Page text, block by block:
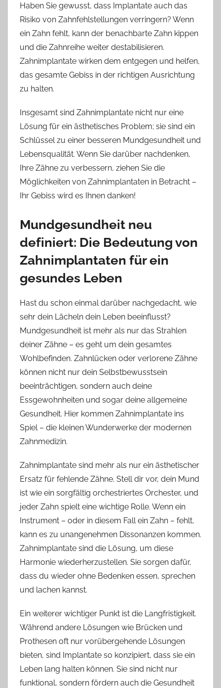
Haben Sie gewusst, dass Implantate auch das
Risiko von Zahnfehlstellungen verringern? Wenn
ein Zahn fehlt, kann der benachbarte Zahn kippen
und die Zahnreihe weiter destabilisieren.
Zahnimplantate wirken dem entgegen und helfen,
das gesamte Gebiss in der richtigen Ausrichtung
zu halten.
Insgesamt sind Zahnimplantate nicht nur eine
Lösung für ein ästhetisches Problem; sie sind ein
Schlüssel zu einer besseren Mundgesundheit und
Lebensqualität. Wenn Sie darüber nachdenken,
Ihre Zähne zu verbessern, ziehen Sie die
Möglichkeiten von Zahnimplantaten in Betracht –
Ihr Gebiss wird es Ihnen danken!
Mundgesundheit neu
definiert: Die Bedeutung von
Zahnimplantaten für ein
gesundes Leben
Hast du schon einmal darüber nachgedacht, wie
sehr dein Lächeln dein Leben beeinflusst?
Mundgesundheit ist mehr als nur das Strahlen
deiner Zähne – es geht um dein gesamtes
Wohlbefinden. Zahnlücken oder verlorene Zähne
können nicht nur dein Selbstbewusstsein
beeinträchtigen, sondern auch deine
Essgewohnheiten und sogar deine allgemeine
Gesundheit. Hier kommen Zahnimplantate ins
Spiel – die kleinen Wunderwerke der modernen
Zahnmedizin.
Zahnimplantate sind mehr als nur ein ästhetischer
Ersatz für fehlende Zähne. Stell dir vor, dein Mund
ist wie ein sorgfältig orchestriertes Orchester, und
jeder Zahn spielt eine wichtige Rolle. Wenn ein
Instrument – oder in diesem Fall ein Zahn – fehlt,
kann es zu unangenehmen Dissonanzen kommen.
Zahnimplantate sind die Lösung, um diese
Harmonie wiederherzustellen. Sie sorgen dafür,
dass du wieder ohne Bedenken essen, sprechen
und lachen kannst.
Ein weiterer wichtiger Punkt ist die Langfristigkeit.
Während andere Lösungen wie Brücken und
Prothesen oft nur vorübergehende Lösungen
bieten, sind Implantate so konzipiert, dass sie ein
Leben lang halten können. Sie sind nicht nur
funktional, sondern fördern auch die Gesundheit